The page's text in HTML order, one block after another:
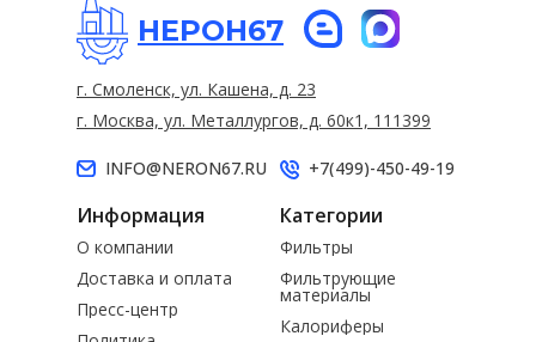
НЕРОН67
Информация Категории
Фильтры
Доставка и оплата
Пресс-центр
О компании
INFO@NERON67.RU +7(499)-450-49-19
Фильтрующие
материалы
Калориферы
г. Смоленск, ул. Кашена, д. 23
г. Москва, ул. Металлургов, д. 60к1, 111399